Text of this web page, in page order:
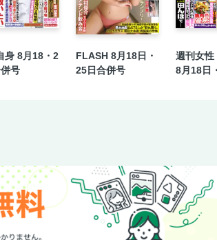
一郎容疑者）「大麻所持」青ざめた4人の超有
まちがいさがし」で脳活！
貴さん
身 8月18・2
号
FLASH 8月18日・
25日合併号
週刊女
8月18日